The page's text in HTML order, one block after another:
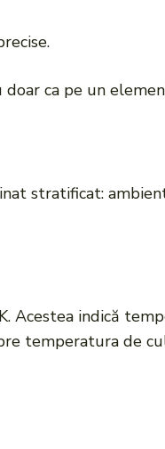
ca pe un
stratificat:
Acestea indică
temperatura de